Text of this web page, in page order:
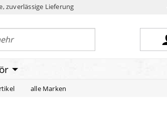
zuverlässige Lieferung
alle Marken